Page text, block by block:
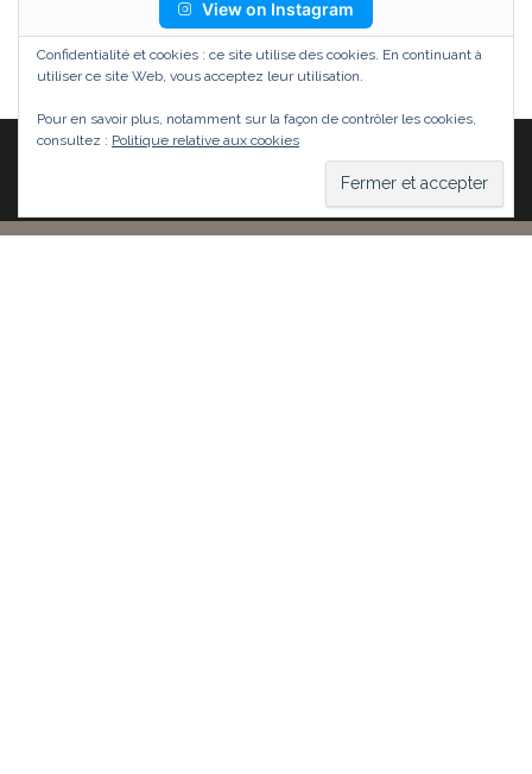
View on Instagram
WordPress |Thème :Head
Confidentialité et cookies : ce site utilise des cookies. En continuant à
utiliser ce site Web, vous acceptez leur utilisation.
Pour en savoir plus, notamment sur la façon de contrôler les cookies,
consultez : Politique relative aux cookies